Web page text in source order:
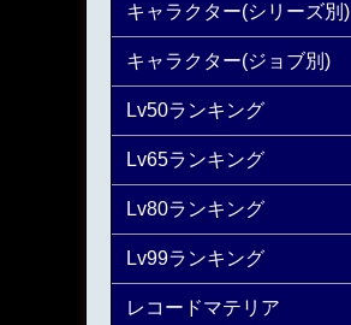
キャラクター(シリーズ別)
キャラクター(ジョブ別)
Lv50ランキング
Lv65ランキング
Lv80ランキング
Lv99ランキング
レコードマテリア